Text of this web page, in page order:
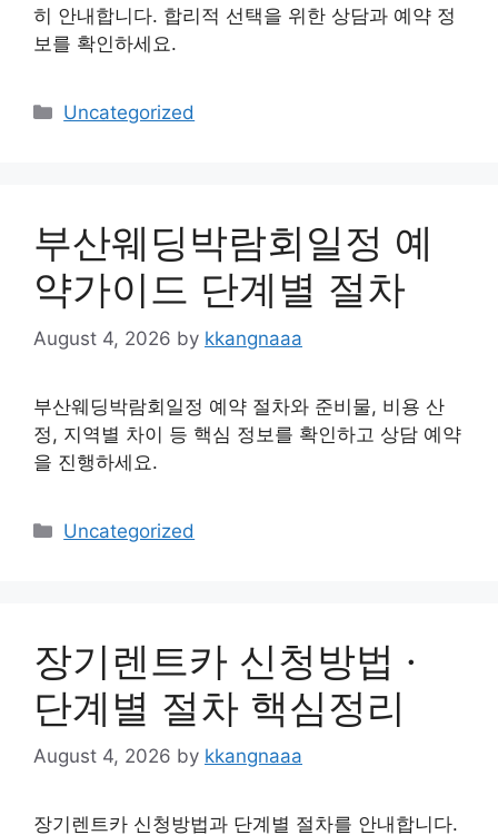
히 안내합니다. 합리적 선택을 위한 상담과 예약 정
보를 확인하세요.
Categories
Uncategorized
부산웨딩박람회일정 예
약가이드 단계별 절차
August 4, 2026 by kkangnaaa
부산웨딩박람회일정 예약 절차와 준비물, 비용 산
정, 지역별 차이 등 핵심 정보를 확인하고 상담 예약
을 진행하세요.
Categories
Uncategorized
장기렌트카 신청방법 ·
단계별 절차 핵심정리
August 4, 2026 by kkangnaaa
장기렌트카 신청방법과 단계별 절차를 안내합니다.